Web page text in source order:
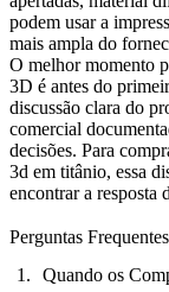
podem usar a
mais ampla do
O melhor momento
3D é antes do
discussão clara do
comercial
decisões. Para
3d em titânio, essa
encontrar a resposta
Perguntas
Quando os